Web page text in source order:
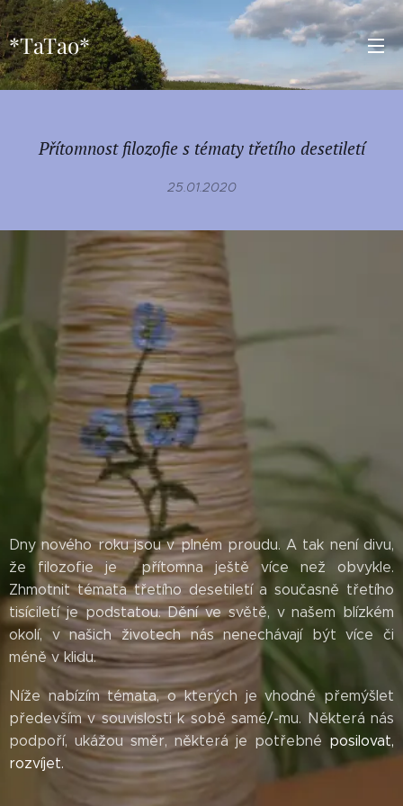
*TaTao*
Přítomnost filozofie s tématy třetího desetiletí
25.01.2020
Dny nového roku jsou v plném proudu. A tak není divu,
že filozofie je přítomna ještě více než obvykle.
Zhmotnit témata třetího desetiletí a současně třetího
tisíciletí je podstatou. Dění ve světě, v našem blízkém
okolí, v našich životech nás nenechávají být více či
méně v klidu.
Níže nabízím témata, o kterých je vhodné přemýšlet
především v souvislosti k sobě samé/-mu. Některá nás
podpoří, ukážou směr, některá je potřebné posilovat,
rozvíjet.